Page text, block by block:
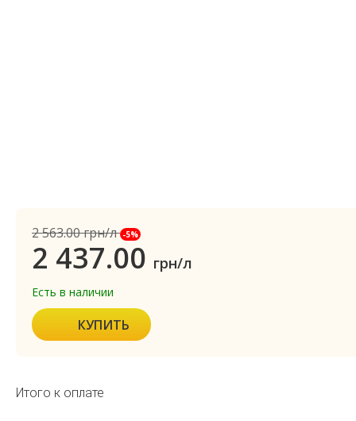
2 563.00грн/л -5%
2 437.00 грн/л
Есть в наличии
КУПИТЬ
Итого к оплате